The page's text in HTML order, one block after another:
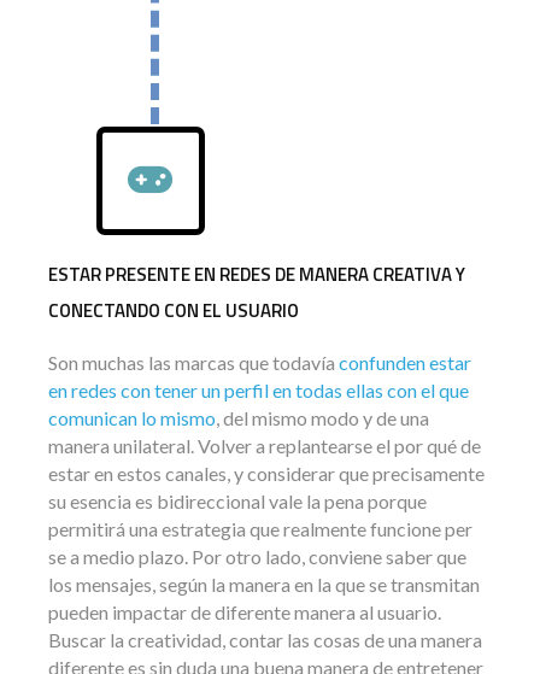
ESTAR PRESENTE EN REDES DE MANERA CREATIVA Y
CONECTANDO CON EL USUARIO
Son muchas las marcas que todavía confunden estar
en redes con tener un perfil en todas ellas con el que
comunican lo mismo , del mismo modo y de una
manera unilateral. Volver a replantearse el por qué de
estar en estos canales, y considerar que precisamente
su esencia es bidireccional vale la pena porque
permitirá una estrategia que realmente funcione per
se a medio plazo. Por otro lado, conviene saber que
los mensajes, según la manera en la que se transmitan
pueden impactar de diferente manera al usuario.
Buscar la creatividad, contar las cosas de una manera
diferente es sin duda una buena manera de entretener